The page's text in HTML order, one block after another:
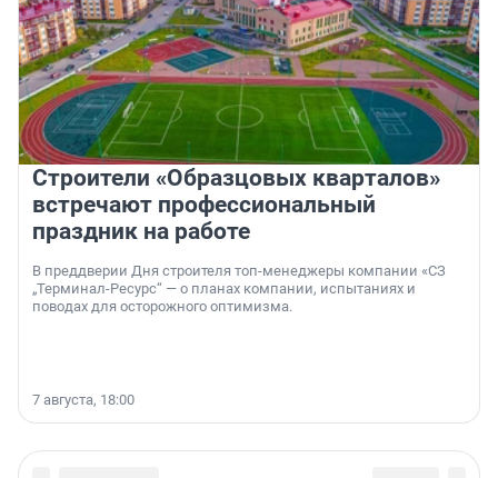
Строители «Образцовых кварталов»
встречают профессиональный
праздник на работе
В преддверии Дня строителя топ-менеджеры компании «СЗ
„Терминал-Ресурс“ — о планах компании, испытаниях и
поводах для осторожного оптимизма.
7 августа, 18:00